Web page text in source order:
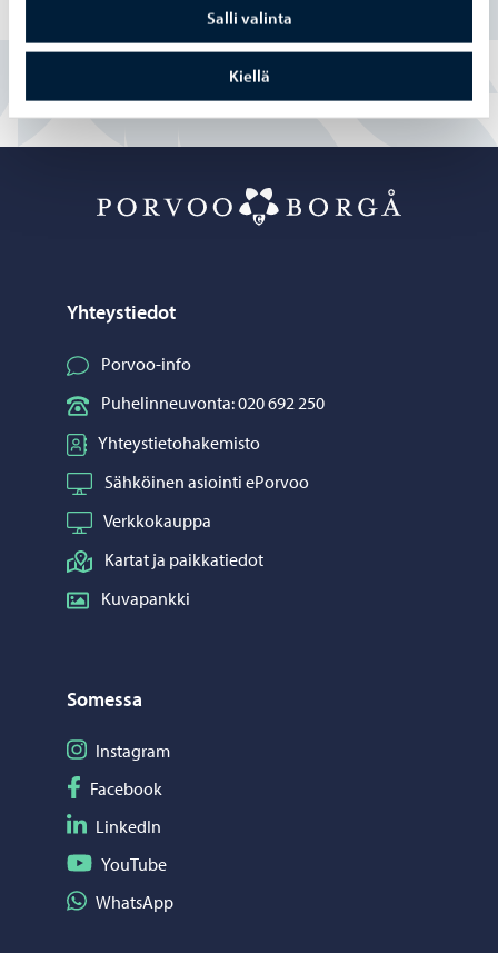
Salli valinta
Kiellä
En
Yhteystiedot
Porvoo-info
Puhelinneuvonta: 020 692 250
Yhteystietohakemisto
Sähköinen asiointi ePorvoo
Verkkokauppa
Kartat ja paikkatiedot
Kuvapankki
Somessa
Seuraa Instagram
Instagram
Seuraa Facebook
Facebook
Seuraa LinkedIn
LinkedIn
Seuraa YouTube
YouTube
Jaa WhatsApp
WhatsApp